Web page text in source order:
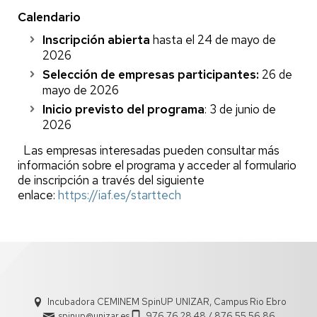
Calendario
Inscripción abierta hasta el 24 de mayo de
2026
Selección de empresas participantes: 26 de
mayo de 2026
Inicio previsto del programa: 3 de junio de
2026
Las empresas interesadas pueden consultar más
información sobre el programa y acceder al formulario
de inscripción a través del siguiente
enlace: https://iaf.es/starttech
Incubadora CEMINEM SpinUP UNIZAR, Campus Rio Ebro